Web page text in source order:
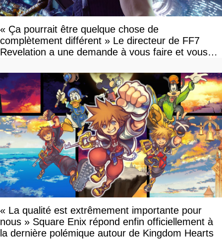
« Ça pourrait être quelque chose de
complètement différent » Le directeur de FF7
Revelation a une demande à vous faire et vous
« La qualité est extrêmement importante pour
nous » Square Enix répond enfin officiellement à
la dernière polémique autour de Kingdom Hearts